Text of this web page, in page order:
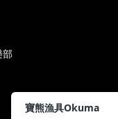
部
寶熊漁具Okuma